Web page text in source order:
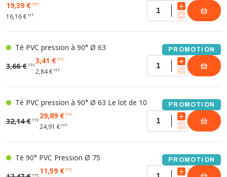
19,39 €TTC
16,16 € HT
Té PVC pression à 90° Ø 63 PROMOTION
3,66 €TTC3,41 €TTC
2,84 € HT
Té PVC pression à 90° Ø 63 Le lot de 10 PROMOTION
32,14 €TTC29,89 €TTC
24,91 € HT
Té 90° PVC Pression Ø 75 PROMOTION
TTC11,59 €TTC